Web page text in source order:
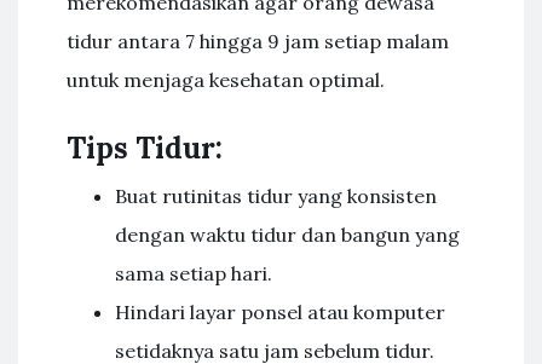
tidur antara 7 hingga 9 jam setiap malam
untuk menjaga kesehatan optimal.
Tips Tidur:
Buat rutinitas tidur yang konsisten
dengan waktu tidur dan bangun yang
sama setiap hari.
Hindari layar ponsel atau komputer
setidaknya satu jam sebelum tidur.